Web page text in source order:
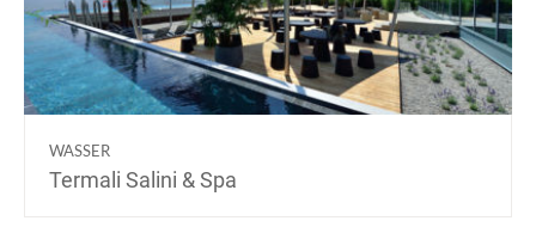
WASSER
Termali Salini & Spa